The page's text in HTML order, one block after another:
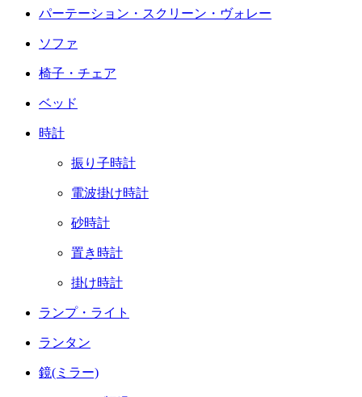
パーテーション・スクリーン・ヴォレー
ソファ
椅子・チェア
ベッド
時計
振り子時計
電波掛け時計
砂時計
置き時計
掛け時計
ランプ・ライト
ランタン
鏡(ミラー)